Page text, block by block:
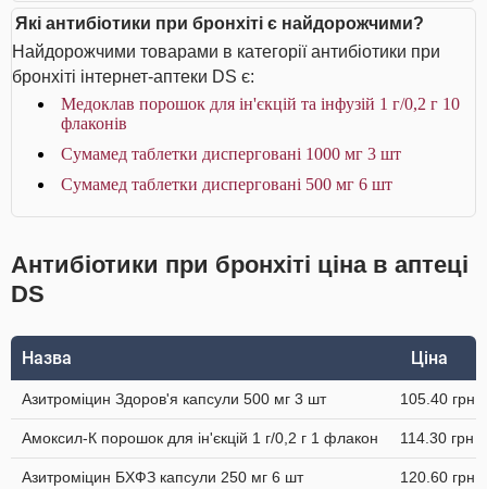
Які антибіотики при бронхіті є найдорожчими?
Найдорожчими товарами в категорії антибіотики при
бронхіті інтернет-аптеки DS є:
Медоклав порошок для ін'єкцій та інфузій 1 г/0,2 г 10
флаконів
Сумамед таблетки дисперговані 1000 мг 3 шт
Сумамед таблетки дисперговані 500 мг 6 шт
Антибіотики при бронхіті ціна в аптеці
DS
Назва Ціна
Азитроміцин Здоров'я капсули 500 мг 3 шт 105.40 грн
Амоксил-К порошок для ін'єкцій 1 г/0,2 г 1 флакон 114.30 грн
Азитроміцин БХФЗ капсули 250 мг 6 шт 120.60 грн